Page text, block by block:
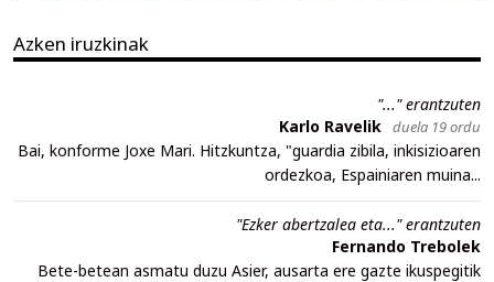
Azken iruzkinak
"..." erantzuten
Karlo Ravelik duela 19 ordu
Bai, konforme Joxe Mari. Hitzkuntza, "guardia zibila, inkisizioaren
ordezkoa, Espainiaren muina...
"Ezker abertzalea eta..." erantzuten
Fernando Trebolek
Bete-betean asmatu duzu Asier, ausarta ere gazte ikuspegitik